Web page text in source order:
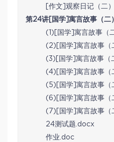
[作文]观察日记（二
第24讲[国学]寓言故事（二）
(1)[国学]寓言故事（
(2)[国学]寓言故事（
(3)[国学]寓言故事（
(4)[国学]寓言故事（
(5)[国学]寓言故事（
(6)[国学]寓言故事（
(7)[国学]寓言故事（
24测试题.docx
作业.doc